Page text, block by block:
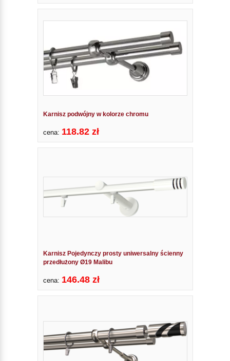
Karnisz podwójny w kolorze chromu
cena: 118.82 zł
Karnisz Pojedynczy prosty uniwersalny ścienny
przedłużony Ø19 Malibu
cena: 146.48 zł